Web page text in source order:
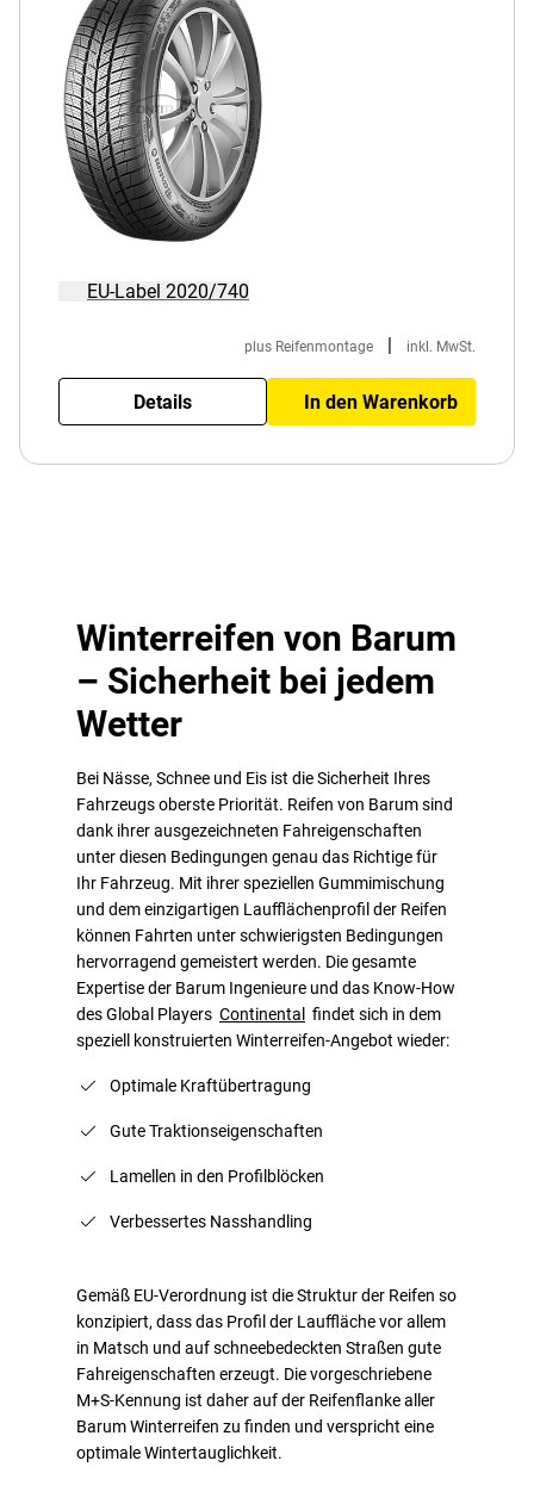
EU-Label 2020/740
plus Reifenmontage inkl. MwSt.
Details In den Warenkorb
Winterreifen von Barum
– Sicherheit bei jedem
Wetter
Bei Nässe, Schnee und Eis ist die Sicherheit Ihres
Fahrzeugs oberste Priorität. Reifen von Barum sind
dank ihrer ausgezeichneten Fahreigenschaften
unter diesen Bedingungen genau das Richtige für
Ihr Fahrzeug. Mit ihrer speziellen Gummimischung
und dem einzigartigen Laufflächenprofil der Reifen
können Fahrten unter schwierigsten Bedingungen
hervorragend gemeistert werden. Die gesamte
Expertise der Barum Ingenieure und das Know-How
des Global Players Continental
findet sich in dem
speziell konstruierten Winterreifen-Angebot wieder:
Optimale Kraftübertragung
Gute Traktionseigenschaften
Lamellen in den Profilblöcken
Verbessertes Nasshandling
Gemäß EU-Verordnung ist die Struktur der Reifen so
konzipiert, dass das Profil der Lauffläche vor allem
in Matsch und auf schneebedeckten Straßen gute
Fahreigenschaften erzeugt. Die vorgeschriebene
M+S-Kennung ist daher auf der Reifenflanke aller
Barum Winterreifen zu finden und verspricht eine
optimale Wintertauglichkeit.